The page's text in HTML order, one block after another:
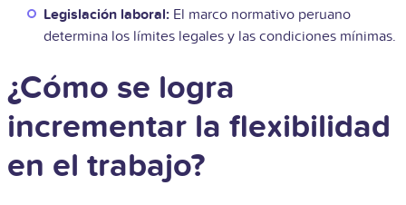
Legislación laboral: El marco normativo peruano
determina los límites legales y las condiciones mínimas.
¿Cómo se logra
incrementar la flexibilidad
en el trabajo?